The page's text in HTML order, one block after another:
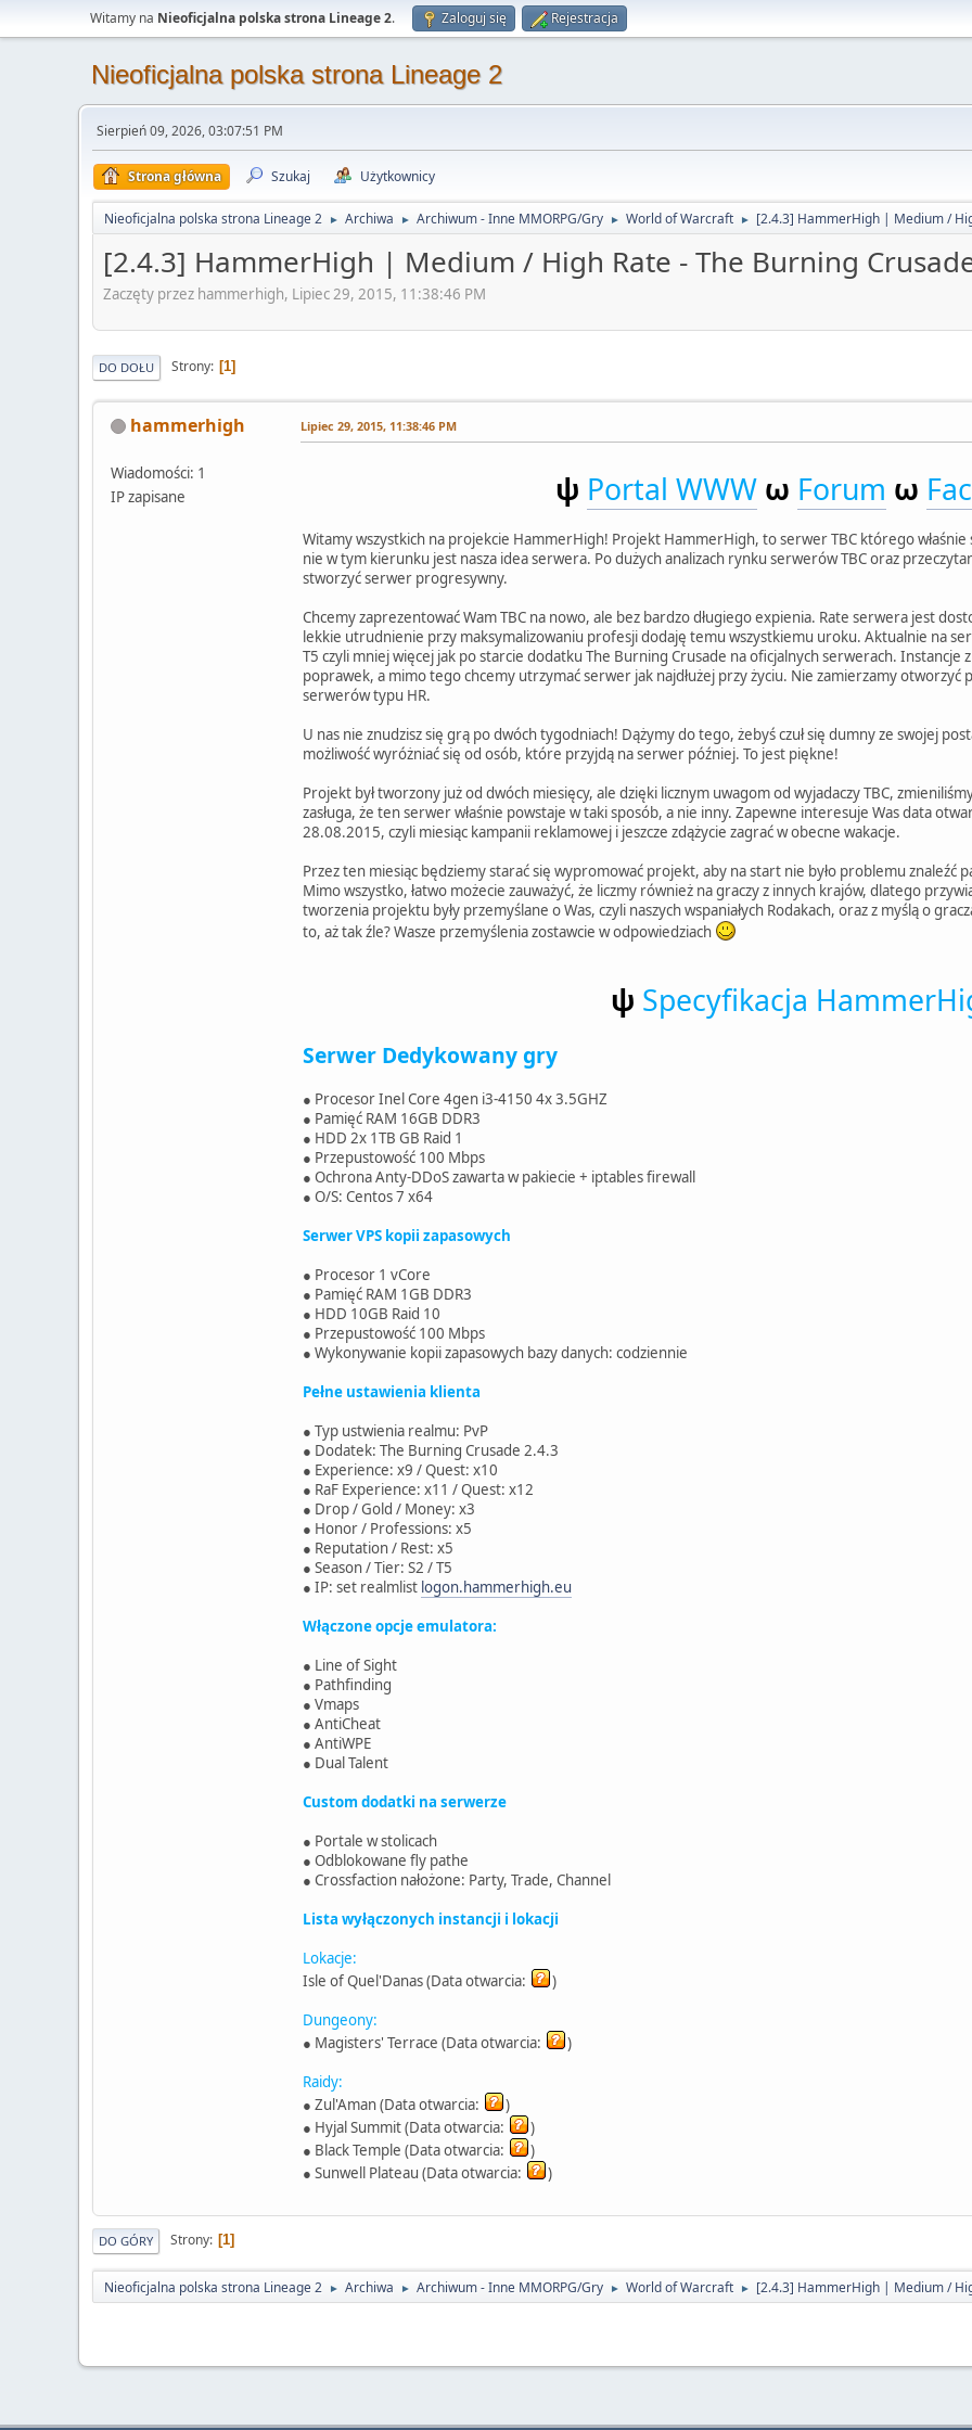
Witamy na Nieoficjalna polska strona Lineage 2. Zaloguj się Rejestracja
Nieoficjalna polska strona Lineage 2
Sierpień 09, 2026, 03:07:51 PM
Strona główna Szukaj Użytkownicy
Nieoficjalna polska strona Lineage 2 ► Archiwa ► Archiwum - Inne MMORPG/Gry ► World of Warcraft ► [2.4.3] HammerHigh | Medium /
[2.4.3] HammerHigh | Medium / High Rate - The Burning
Zaczęty przez hammerhigh, Lipiec 29, 2015, 11:38:46 PM
DO DOŁU Strony 1
hammerhigh
Wiadomości: 1
IP zapisane
Lipiec 29, 2015, 11:38:46 PM
ψ Portal WWW ω Forum ω
Witamy wszystkich na projekcie HammerHigh! Projekt HammerHigh, to serwer TBC którego właśnie
nie w tym kierunku jest nasza idea serwera. Po dużych analizach rynku serwerów TBC oraz
stworzyć serwer progresywny.
Chcemy zaprezentować Wam TBC na nowo, ale bez bardzo długiego expienia. Rate serwera jest
lekkie utrudnienie przy maksymalizowaniu profesji dodaję temu wszystkiemu uroku. Aktualnie na
T5 czyli mniej więcej jak po starcie dodatku The Burning Crusade na oficjalnych serwerach. Instancje
poprawek, a mimo tego chcemy utrzymać serwer jak najdłużej przy życiu. Nie zamierzamy
serwerów typu HR.
U nas nie znudzisz się grą po dwóch tygodniach! Dążymy do tego, żebyś czuł się dumny ze swojej
możliwość wyróżniać się od osób, które przyjdą na serwer później. To jest piękne!
Projekt był tworzony już od dwóch miesięcy, ale dzięki licznym uwagom od wyjadaczy TBC,
zasługa, że ten serwer właśnie powstaje w taki sposób, a nie inny. Zapewne interesuje Was data
28.08.2015, czyli miesiąc kampanii reklamowej i jeszcze zdążycie zagrać w obecne wakacje.
Przez ten miesiąc będziemy starać się wypromować projekt, aby na start nie było problemu znaleźć
Mimo wszystko, łatwo możecie zauważyć, że liczmy również na graczy z innych krajów, dlatego
tworzenia projektu były przemyślane o Was, czyli naszych wspaniałych Rodakach, oraz z myślą o
to, aż tak źle? Wasze przemyślenia zostawcie w odpowiedziach
ψ Specyfikacja
Serwer Dedykowany gry
● Procesor Inel Core 4gen i3-4150 4x 3.5GHZ
● Pamięć RAM 16GB DDR3
● HDD 2x 1TB GB Raid 1
● Przepustowość 100 Mbps
● Ochrona Anty-DDoS zawarta w pakiecie + iptables firewall
● O/S: Centos 7 x64
Serwer VPS kopii zapasowych
● Procesor 1 vCore
● Pamięć RAM 1GB DDR3
● HDD 10GB Raid 10
● Przepustowość 100 Mbps
● Wykonywanie kopii zapasowych bazy danych: codziennie
Pełne ustawienia klienta
● Typ ustwienia realmu: PvP
● Dodatek: The Burning Crusade 2.4.3
● Experience: x9 / Quest: x10
● RaF Experience: x11 / Quest: x12
● Drop / Gold / Money: x3
● Honor / Professions: x5
● Reputation / Rest: x5
● Season / Tier: S2 / T5
● IP: set realmlist logon.hammerhigh.eu
Włączone opcje emulatora:
● Line of Sight
● Pathfinding
● Vmaps
● AntiCheat
● AntiWPE
● Dual Talent
Custom dodatki na serwerze
● Portale w stolicach
● Odblokowane fly pathe
● Crossfaction nałożone: Party, Trade, Channel
Lista wyłączonych instancji i lokacji
Lokacje:
Isle of Quel'Danas (Data otwarcia:
)
Dungeony:
● Magisters' Terrace (Data otwarcia:
)
Raidy:
● Zul'Aman (Data otwarcia:
)
● Hyjal Summit (Data otwarcia:
)
● Black Temple (Data otwarcia:
)
● Sunwell Plateau (Data otwarcia:
)
DO GÓRY Strony 1
Nieoficjalna polska strona Lineage 2 ► Archiwa ► Archiwum - Inne MMORPG/Gry ► World of Warcraft ► [2.4.3] HammerHigh | Medium /